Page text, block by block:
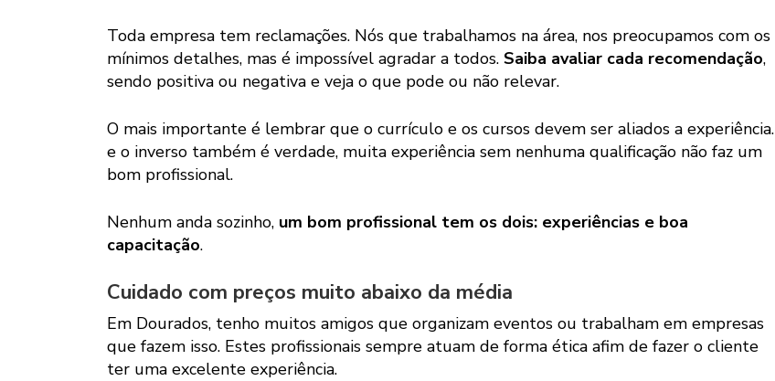
Toda empresa tem reclamações. Nós que trabalhamos na área, nos preocupamos com os
mínimos detalhes, mas é impossível agradar a todos. Saiba avaliar cada recomendação,
sendo positiva ou negativa e veja o que pode ou não relevar.
O mais importante é lembrar que o currículo e os cursos devem ser aliados a experiência.
e o inverso também é verdade, muita experiência sem nenhuma qualificação não faz um
bom profissional.
Nenhum anda sozinho, um bom profissional tem os dois: experiências e boa
capacitação.
Cuidado com preços muito abaixo da média
Em Dourados, tenho muitos amigos que organizam eventos ou trabalham em empresas
que fazem isso. Estes profissionais sempre atuam de forma ética afim de fazer o cliente
ter uma excelente experiência.